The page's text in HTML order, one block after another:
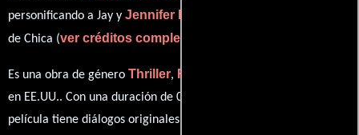
personificando a Jay y Jennifer Ludlow
de Chica (ver créditos completos
Es una obra de género Thriller, Romance
en EE.UU.. Con una duración de 01 hr 33 min (93 minutos), esta
película tiene diálogos originales en